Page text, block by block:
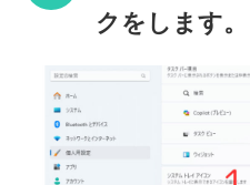
クをします。